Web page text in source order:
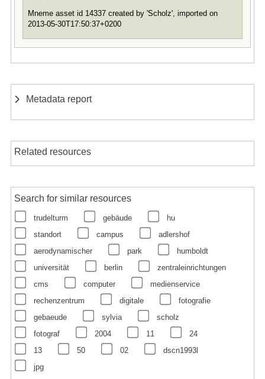
Mneme asset id 14337 created by 'Scholz', imported on
2013-05-30T17:50:37+0200
Metadata report
Related resources
Search for similar resources
trudelturm gebäude
hu
standort
campus
adlershof
aerodynamischer
park
humboldt
universität
berlin
zentraleinrichtungen
cms
computer
medienservice
rechenzentrum
digitale
fotografie
gebaeude
sylvia
scholz
fotograf
2004 11
24
13
50 02
dscn1993l
jpg